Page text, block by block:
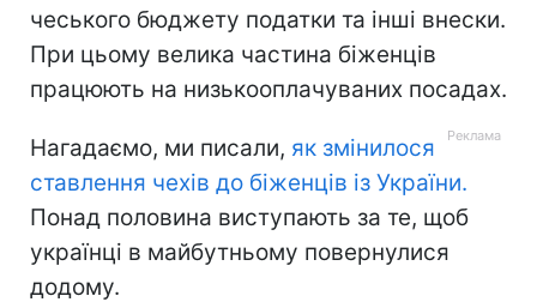
чеського бюджету податки та інші внески.
При цьому велика частина біженців
працюють на низькооплачуваних посадах.
Нагадаємо, ми писали, як змінилося
ставлення чехів до біженців із України.
Понад половина виступають за те, щоб
українці в майбутньому повернулися
додому.